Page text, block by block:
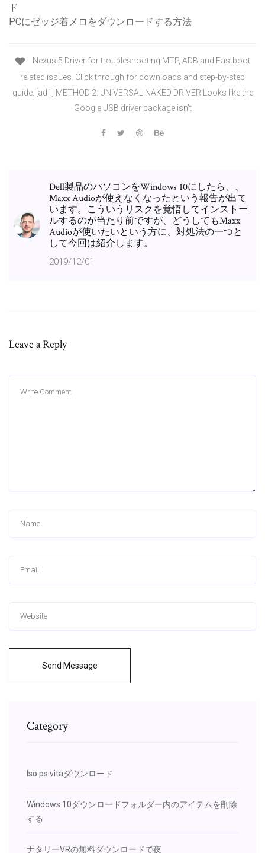
ド
PCにゼッジ着メロをダウンロードする方法
Nexus 5 Driver for troubleshooting MTP, ADB and Fastboot
related issues. Click through for downloads and step-by-step
guide. [ad1] METHOD 2: UNIVERSAL NAKED DRIVER Looks like the
Google USB driver package isn’t
Dell製品のパソコンをWindows 10にしたら、、
Maxx Audioが使えなくなったという報告が出て
います。こういうリスクを覚悟してインストー
ルするのが当たり前ですが、どうしてもMaxx
Audioが使いたいという方に、対処法の一つと
して今回は紹介します。
2019/12/01
Leave a Reply
Send Message
Category
Iso ps vitaダウンロード
Windows 10ダウンロードフォルダー内のアイテムを削除
する
ナタリーVRの無料ダウンロードで夜